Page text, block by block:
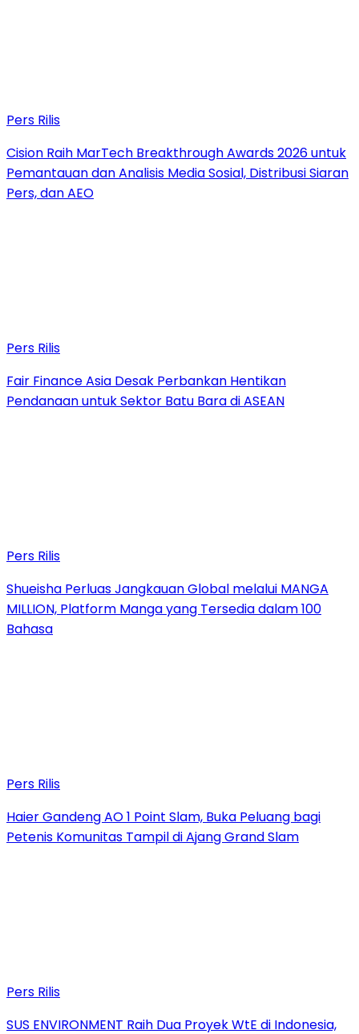
Pers Rilis
Cision Raih MarTech Breakthrough Awards 2026 untuk
Pemantauan dan Analisis Media Sosial, Distribusi Siaran
Pers, dan AEO
Pers Rilis
Fair Finance Asia Desak Perbankan Hentikan
Pendanaan untuk Sektor Batu Bara di ASEAN
Pers Rilis
Shueisha Perluas Jangkauan Global melalui MANGA
MILLION, Platform Manga yang Tersedia dalam 100
Bahasa
Pers Rilis
Haier Gandeng AO 1 Point Slam, Buka Peluang bagi
Petenis Komunitas Tampil di Ajang Grand Slam
Pers Rilis
SUS ENVIRONMENT Raih Dua Proyek WtE di Indonesia,